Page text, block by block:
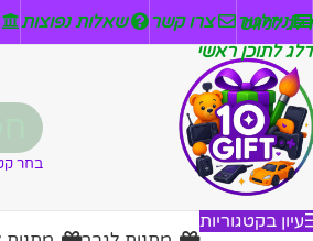
דלג לניווט
דלג לתוכן ראשי
ניזלטר צרו קשר שאלות נפוצות
בחר
עיון בקטגוריות